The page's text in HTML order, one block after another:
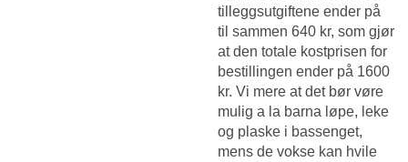
tilleggsutgiftene ender på
til sammen 640 kr, som gjør
at den totale kostprisen for
bestillingen ender på 1600
kr. Vi mere at det bør vøre
mulig a la barna løpe, leke
og plaske i bassenget,
mens de vokse kan hvile